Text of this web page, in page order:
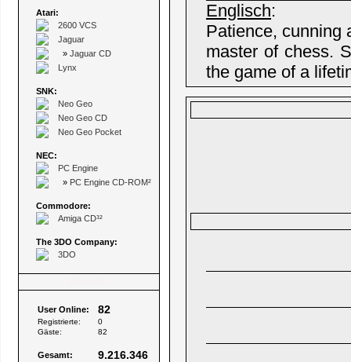
Atari:
2600 VCS
Jaguar
» Jaguar CD
Lynx
SNK:
Neo Geo
Neo Geo CD
Neo Geo Pocket
NEC:
PC Engine
» PC Engine CD-ROM²
Commodore:
Amiga CD³²
The 3DO Company:
3DO
User Online: 82
Registrierte:
0
Gäste:
82
Gesamt: 9.216.346
Englisch:
Patience, cunning
master of chess.
the game of a